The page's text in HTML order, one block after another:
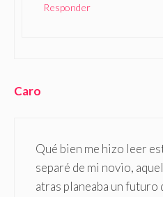
Responder
Caro
Qué bien me hizo leer
separé de mi novio,
atras planeaba un futuro